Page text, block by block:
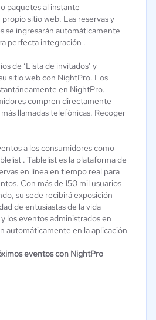
paquetes al instante
sitio web. Las reservas y
se ingresarán automáticamente
perfecta integración .
de ‘Lista de invitados’ y
sitio web con NightPro. Los
en NightPro.
compren directamente
llamadas telefónicas. Recoger
a los consumidores como
. Tablelist es la plataforma de
en línea en tiempo real para
Con más de 150 mil usuarios
su sede recibirá exposición
de entusiastas de la vida
los eventos administrados en
automáticamente en la aplicación
eventos con NightPro